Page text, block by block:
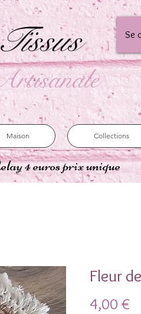
Se
Maison Collections
4 euros prix unique
Fleur
4,00 €